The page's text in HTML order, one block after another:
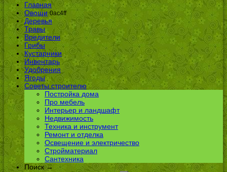
Главная
Овощи 0ac4ff
Деревья
Травы
Вредители
Грибы
Кустарники
Инвентарь
Удобрения
Ягоды
Советы строителю
Постройка дома
Про мебель
Интерьер и ландшафт
Недвижимость
Техника и инструмент
Ремонт и отделка
Освещение и электричество
Стройматериал
Сантехника
Поиск →